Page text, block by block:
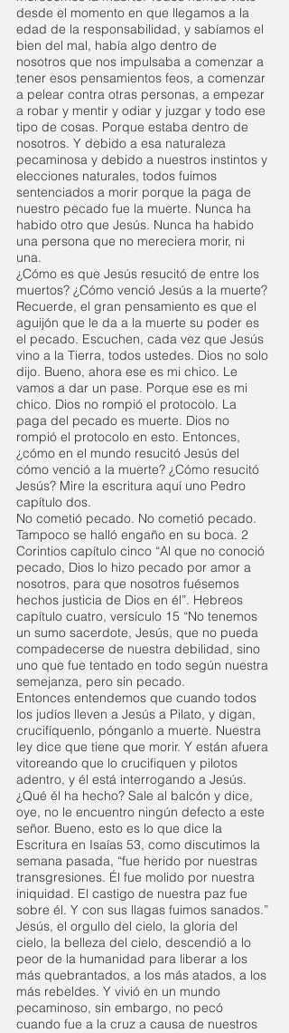
desde el momento en que llegamos a la
edad de la responsabilidad, y sabíamos el
bien del mal, había algo dentro de
nosotros que nos impulsaba a comenzar a
tener esos pensamientos feos, a comenzar
a pelear contra otras personas, a empezar
a robar y mentir y odiar y juzgar y todo ese
tipo de cosas. Porque estaba dentro de
nosotros. Y debido a esa naturaleza
pecaminosa y debido a nuestros instintos y
elecciones naturales, todos fuimos
sentenciados a morir porque la paga de
nuestro pecado fue la muerte. Nunca ha
habido otro que Jesús. Nunca ha habido
una persona que no mereciera morir, ni
una.
¿Cómo es que Jesús resucitó de entre los
muertos? ¿Cómo venció Jesús a la muerte?
Recuerde, el gran pensamiento es que el
aguijón que le da a la muerte su poder es
el pecado. Escuchen, cada vez que Jesús
vino a la Tierra, todos ustedes. Dios no solo
dijo. Bueno, ahora ese es mi chico. Le
vamos a dar un pase. Porque ese es mi
chico. Dios no rompió el protocolo. La
paga del pecado es muerte. Dios no
rompió el protocolo en esto. Entonces,
¿cómo en el mundo resucitó Jesús del
cómo venció a la muerte? ¿Cómo resucitó
Jesús? Mire la escritura aquí uno Pedro
capítulo dos.
No cometió pecado. No cometió pecado.
Tampoco se halló engaño en su boca. 2
Corintios capítulo cinco “Al que no conoció
pecado, Dios lo hizo pecado por amor a
nosotros, para que nosotros fuésemos
hechos justicia de Dios en él”. Hebreos
capítulo cuatro, versículo 15 “No tenemos
un sumo sacerdote, Jesús, que no pueda
compadecerse de nuestra debilidad, sino
uno que fue tentado en todo según nuestra
semejanza, pero sin pecado.
Entonces entendemos que cuando todos
los judíos lleven a Jesús a Pilato, y digan,
crucifíquenlo, pónganlo a muerte. Nuestra
ley dice que tiene que morir. Y están afuera
vitoreando que lo crucifiquen y pilotos
adentro, y él está interrogando a Jesús.
¿Qué él ha hecho? Sale al balcón y dice,
oye, no le encuentro ningún defecto a este
señor. Bueno, esto es lo que dice la
Escritura en Isaías 53, como discutimos la
semana pasada, “fue herido por nuestras
transgresiones. Él fue molido por nuestra
iniquidad. El castigo de nuestra paz fue
sobre él. Y con sus llagas fuimos sanados.”
Jesús, el orgullo del cielo, la gloria del
cielo, la belleza del cielo, descendió a lo
peor de la humanidad para liberar a los
más quebrantados, a los más atados, a los
más rebeldes. Y vivió en un mundo
pecaminoso, sin embargo, no pecó
cuando fue a la cruz a causa de nuestros